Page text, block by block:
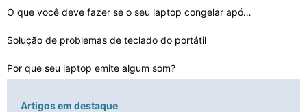
O que você deve fazer se o seu laptop congelar após a…
Solução de problemas de teclado do portátil
Por que seu laptop emite algum som?
Artigos em destaque